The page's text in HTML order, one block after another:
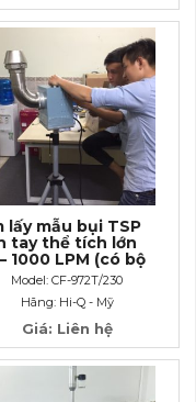
lấy mẫu bụi TSP
tay thể tích lớn
1000 LPM (có bộ
khiển thời gian)
CF-972T/230
Model: CF-972T/230
Hãng: Hi-Q - Mỹ
Giá: Liên hệ